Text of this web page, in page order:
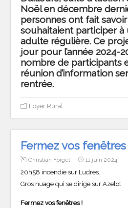
Noël en décembre
personnes ont fait savoir
souhaitaient participer à
adulte régulière. Ce
jour pour l’année 2024-
nombre de participants
réunion d’information
rentrée.
Foyer Rural
Fermez vos fenêtres
Christian Forget 11 juin 2024
20h58 incendie sur Ludres.
Gros nuage qui se dirige sur Azelot.
Fermez vos fenêtres !